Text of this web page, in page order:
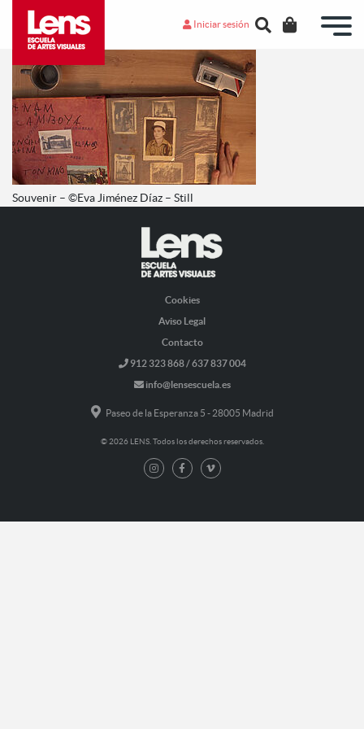
Iniciar sesión
Souvenir – ©Eva Jiménez Díaz – Still
Cookies
Aviso Legal
Contacto
912 323 868 / 637 837 004
info@lensescuela.es
Paseo de la Esperanza 5 - 28005 Madrid
© 2026 LENS. Todos los derechos reservados.